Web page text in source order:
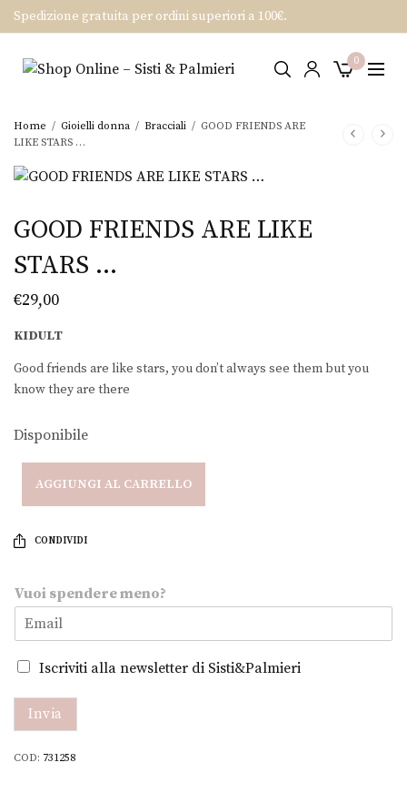
Spedizione gratuita per ordini superiori a 100€.
0
Home / Gioielli donna / Bracciali / GOOD FRIENDS ARE
LIKE STARS …
GOOD FRIENDS ARE LIKE
STARS …
€29,00
KIDULT
Good friends are like stars, you don’t always see them but you
know they are there
Disponibile
AGGIUNGI AL CARRELLO
CONDIVIDI
m
e
o
?
V
u
i
p
Vuoi spendere meno?
Iscriviti alla newsletter di Sisti&Palmieri
Invia
COD: 731258